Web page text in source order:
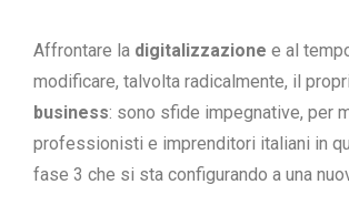
Affrontare la digitalizzazione e al
modificare, talvolta radicalmente, il
business: sono sfide impegnative, per
professionisti e imprenditori italiani in
fase 3 che si sta configurando a una